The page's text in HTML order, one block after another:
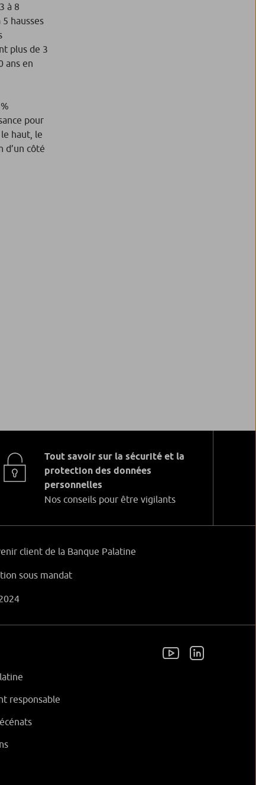
à 8
hausses
plus de 3
ans en
pour
haut, le
d’un côté
Tout savoir sur la sécurité et la
protection des données
personnelles
Nos conseils pour être vigilants
client de la Banque Palatine
sous mandat
responsable